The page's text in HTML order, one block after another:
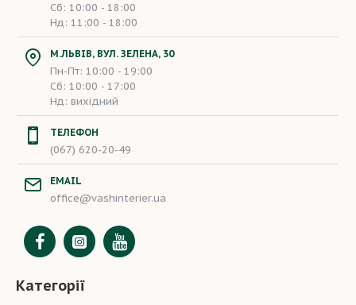
Сб: 10:00 - 18:00
Нд: 11:00 - 18:00
М.ЛЬВІВ, ВУЛ. ЗЕЛЕНА, 30
Пн-Пт: 10:00 - 19:00
Сб: 10:00 - 17:00
Нд: вихідний
ТЕЛЕФОН
(067) 620-20-49
EMAIL
office@vashinterier.ua
Категорії